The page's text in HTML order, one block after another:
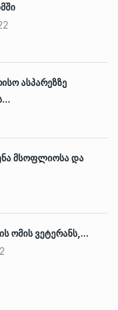
ასპარეზზე
მსოფლიოსა და
ომის ვეტერანს,…